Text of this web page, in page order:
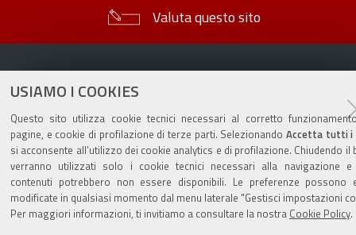
USIAMO I COOKIES
Questo sito utilizza cookie tecnici necessari al corretto
pagine, e cookie di profilazione di terze parti. Selezionando Accetta tutti i
si acconsente all’utilizzo dei cookie analytics e di profilazione. Chiudendo il
verranno utilizzati solo i cookie tecnici necessari alla navigazione e
contenuti potrebbero non essere disponibili. Le preferenze possono
modificate in qualsiasi momento dal menu laterale "Gestisci impostazioni
Per maggiori informazioni, ti invitiamo a consultare la nostra Cookie Policy.
Valuta questo sito
Sito istituzionale Comune di Zola Predosa
Privacy policy|DPO|Accessibilità